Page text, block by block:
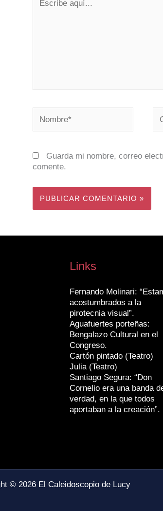
aquí...
Guarda mi nombre, correo
comente.
Links
Fernando Molinari:
acostumbrados a la
pirotecnia visual”.
Aguafuertes porteñas:
Bengalazo Cultural en el
Congreso.
Cartón pintado (Teatro)
Julia (Teatro)
Santiago Segura: “Don
Cornelio era una banda
verdad, en la que todos
aportaban a la creación”.
© 2026 El Caleidoscopio de Lucy